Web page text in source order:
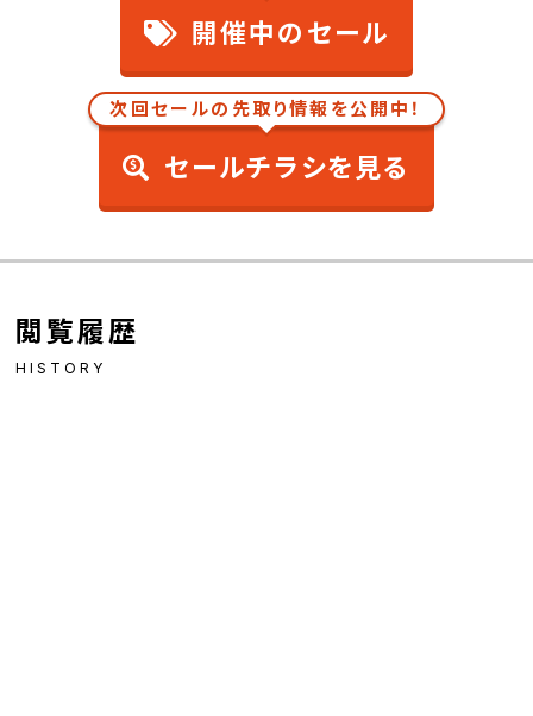
開催中のセール
次回セールの先取り情報を公開中！
セールチラシを見る
閲覧履歴
HISTORY